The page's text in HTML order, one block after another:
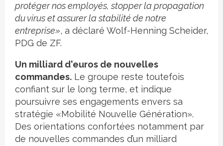
protéger nos employés, stopper la propagation
du virus et assurer la stabilité de notre
entreprise», a déclaré Wolf-Henning Scheider,
PDG de ZF.
Un milliard d'euros de nouvelles
commandes. Le groupe reste toutefois
confiant sur le long terme, et indique
poursuivre ses engagements envers sa
stratégie «Mobilité Nouvelle Génération».
Des orientations confortées notamment par
de nouvelles commandes d’un milliard